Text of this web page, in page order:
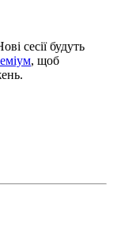
сесії будуть
, щоб